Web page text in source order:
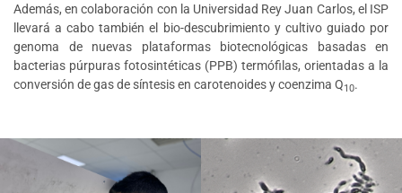
Además, en colaboración con la Universidad Rey Juan Carlos, el ISP
llevará a cabo también el bio-descubrimiento y cultivo guiado por
genoma de nuevas plataformas biotecnológicas basadas en
bacterias púrpuras fotosintéticas (PPB) termófilas, orientadas a la
conversión de gas de síntesis en carotenoides y coenzima Q10.